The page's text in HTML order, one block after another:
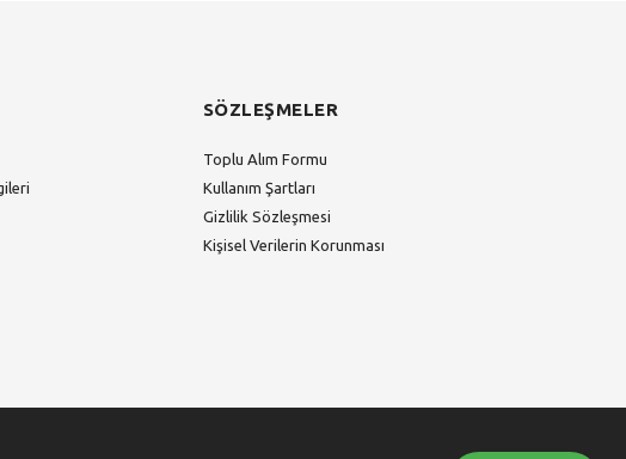
SÖZLEŞMELER
Toplu Alım Formu
Kullanım Şartları
Gizlilik Sözleşmesi
Kişisel Verilerin Korunması